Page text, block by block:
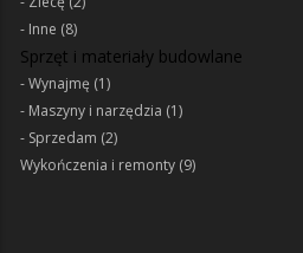
Inne (8)
Sprzęt i materiały budowlane
Wynajmę (1)
Maszyny i narzędzia (1)
Sprzedam (2)
Wykończenia i remonty (9)